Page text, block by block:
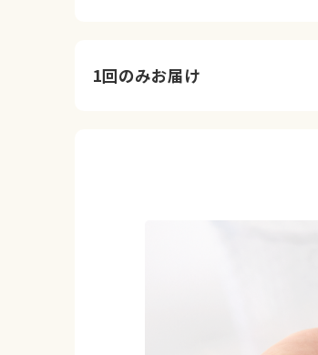
1回のみお届け